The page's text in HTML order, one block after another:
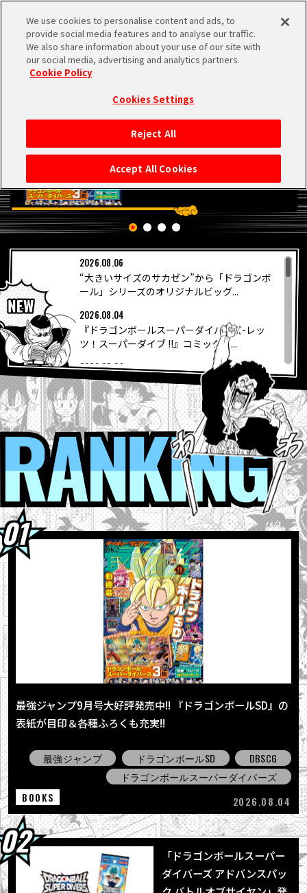
MEN
HOME
NEWS
RANKING
MOVIE
COLUMNS
ABOUT
LANGUAGE
JP
EN FR DE ES
PICKUP
2026.08.06
“大きいサイズのサカゼン”から「ドラゴンボ
ール」シリーズのオリジナルビッグ...
2026.08.04
『ドラゴンボールスーパーダイバーズ-レッ
ツ！スーパーダイブ !!』コミックス...
2026.08.04
【フュージョンワールド情報】最強ジャンプ
10月号ふろくカード「孫悟空」の...
2026.08.04
ウィークリー☆キャラクター紹介！第267回
目は『ドラゴンボール超』の「グラノラ」！
2026.08.04
最強ジャンプ9月号大好評発売中!! 『ドラゴン
ボールSD』の表紙が目印＆各種ふろ...
2026.08.03
【8月3日（月）】「Weekly Dragonball
News」配信！
2026.08.03
「BLOOD OF SAIYANS」シリーズ最新作に
「超サイヤ人孫悟空」登場！
2026.08.01
「ジャンプビクトリーカーニバル2026」の
「ドラゴンボール」企画をレポート！
2026.08.01
ンスパック バトルオブサイヤン」発売!!
2026.07.30
【影山ヒロノブさんにインタビュー！】「ド
ラゴンボール Sparking! ZERO」大型...
最強ジャンプ9月号大好評発売中!! 『ドラゴンボールSD』の
表紙が目印＆各種ふろくも充実!!
最強ジャンプ ドラゴンボールSD
DBSCG
ドラゴンボールスーパーダイバーズ
BOOKS
2026.08.04
「ドラゴンボールスーパー
ダイバーズ アドバンスパッ
We use cookies to personalise content and ads, to
provide social media features and to analyse our traffic.
We also share information about your use of our site with
our social media, advertising and analytics partners.
Cookie Policy
Cookies Settings
Reject All
Accept All Cookies